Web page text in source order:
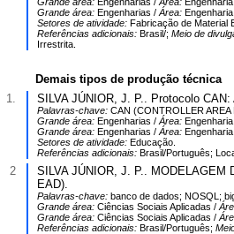
Grande área: Engenharias / Área:
Setores de atividade: Fabricação de Material
Referências adicionais: Brasil/; Meio de
Irrestrita.
Demais tipos de produção técnica
1.
SILVA JÚNIOR, J. P.. Protocolo
Palavras-chave: CAN (CONTROLLER
Grande área: Engenharias / Área:
Grande área: Engenharias / Área:
Setores de atividade: Educação.
Referências adicionais: Brasil/Português;
2
SILVA JÚNIOR, J. P.. MODELAGEM
EAD).
Palavras-chave: banco de dados; NOSQL;
Grande área: Ciências Sociais Aplicadas /
Grande área: Ciências Sociais Aplicadas /
Referências adicionais: Brasil/Português;